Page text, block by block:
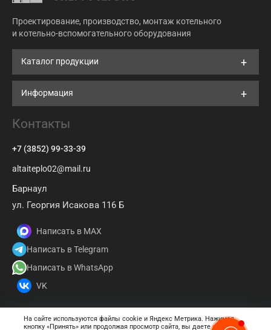
Проектирование, производство, монтаж котельного
и котельно-вспомогательного оборудования
Каталог продукции
Информация
Контакты
+7 (3852) 99-33-39
altaiteplo02@mail.ru
Барнаул
ул. Георгия Исакова 116 Б
Написать в MAX
Написать в Telegram
Написать в WhatsApp
VK
На сайте используются файлы cookie и Яндекс Метрика. Нажимая
кнопку «Принять» или продолжая просмотр сайта, вы даетесогласие